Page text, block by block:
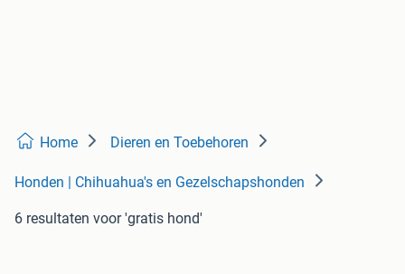
Home Dieren en Toebehoren
Honden | Chihuahua's en Gezelschapshonden
6 resultaten voor 'gratis hond'